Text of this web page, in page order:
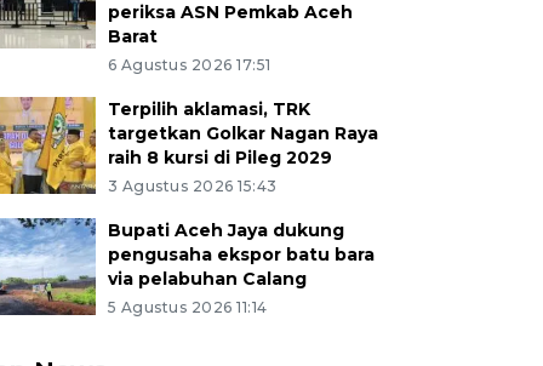
periksa ASN Pemkab Aceh
Barat
6 Agustus 2026 17:51
Terpilih aklamasi, TRK
targetkan Golkar Nagan Raya
raih 8 kursi di Pileg 2029
3 Agustus 2026 15:43
Bupati Aceh Jaya dukung
pengusaha ekspor batu bara
via pelabuhan Calang
5 Agustus 2026 11:14